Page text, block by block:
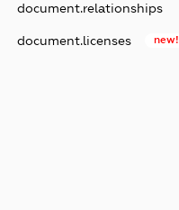
document.relationships
document.licenses new!